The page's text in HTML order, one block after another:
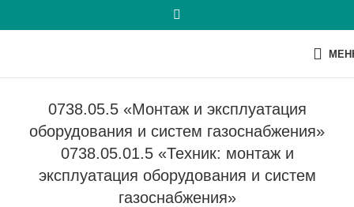
0738.05.5 «Монтаж и эксплуатация
оборудования и систем газоснабжения»
0738.05.01.5 «Техник: монтаж и
эксплуатация оборудования и систем
газоснабжения»